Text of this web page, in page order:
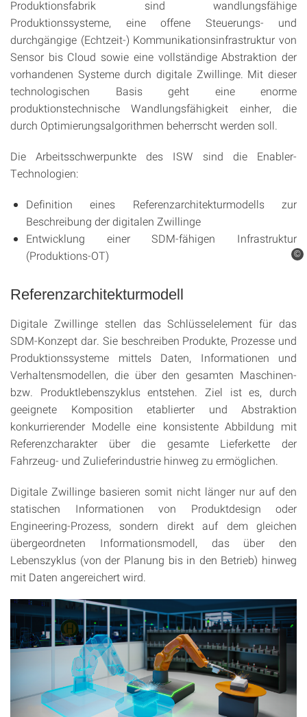
©
Produktionsfabrik sind wandlungsfähige
Produktionssysteme, eine offene Steuerungs- und
durchgängige (Echtzeit-) Kommunikationsinfrastruktur von
Sensor bis Cloud sowie eine vollständige Abstraktion der
vorhandenen Systeme durch digitale Zwillinge. Mit dieser
technologischen Basis geht eine enorme
produktionstechnische Wandlungsfähigkeit einher, die
durch Optimierungsalgorithmen beherrscht werden soll.
Die Arbeitsschwerpunkte des ISW sind die Enabler-
Technologien:
Definition eines Referenzarchitekturmodells zur
Beschreibung der digitalen Zwillinge
Entwicklung einer SDM-fähigen Infrastruktur
(Produktions-OT)
Referenzarchitekturmodell
Digitale Zwillinge stellen das Schlüsselelement für das
SDM-Konzept dar. Sie beschreiben Produkte, Prozesse und
Produktionssysteme mittels Daten, Informationen und
Verhaltensmodellen, die über den gesamten Maschinen-
bzw. Produktlebenszyklus entstehen. Ziel ist es, durch
geeignete Komposition etablierter und Abstraktion
konkurrierender Modelle eine konsistente Abbildung mit
Referenzcharakter über die gesamte Lieferkette der
Fahrzeug- und Zulieferindustrie hinweg zu ermöglichen.
Digitale Zwillinge basieren somit nicht länger nur auf den
statischen Informationen von Produktdesign oder
Engineering-Prozess, sondern direkt auf dem gleichen
übergeordneten Informationsmodell, das über den
Lebenszyklus (von der Planung bis in den Betrieb) hinweg
mit Daten angereichert wird.